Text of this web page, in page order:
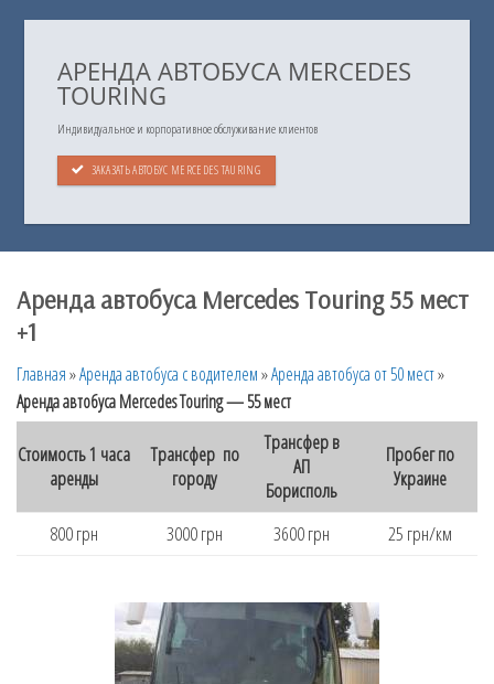
АРЕНДА АВТОБУСА MERCEDES
TOURING
Индивидуальное и корпоративное обслуживание клиентов
ЗАКАЗАТЬ АВТОБУС MERCEDES TAURING
Аренда автобуса Mercedes Touring 55 мест
+1
Главная»Аренда автобуса с водителем»Аренда автобуса от 50 мест»
Аренда автобуса Mercedes Touring — 55 мест
Стоимость 1 часа
аренды
Трансфер по
городу
Трансфер в
АП
Борисполь
Пробег по
Украине
800 грн 3000 грн 3600 грн 25 грн/км